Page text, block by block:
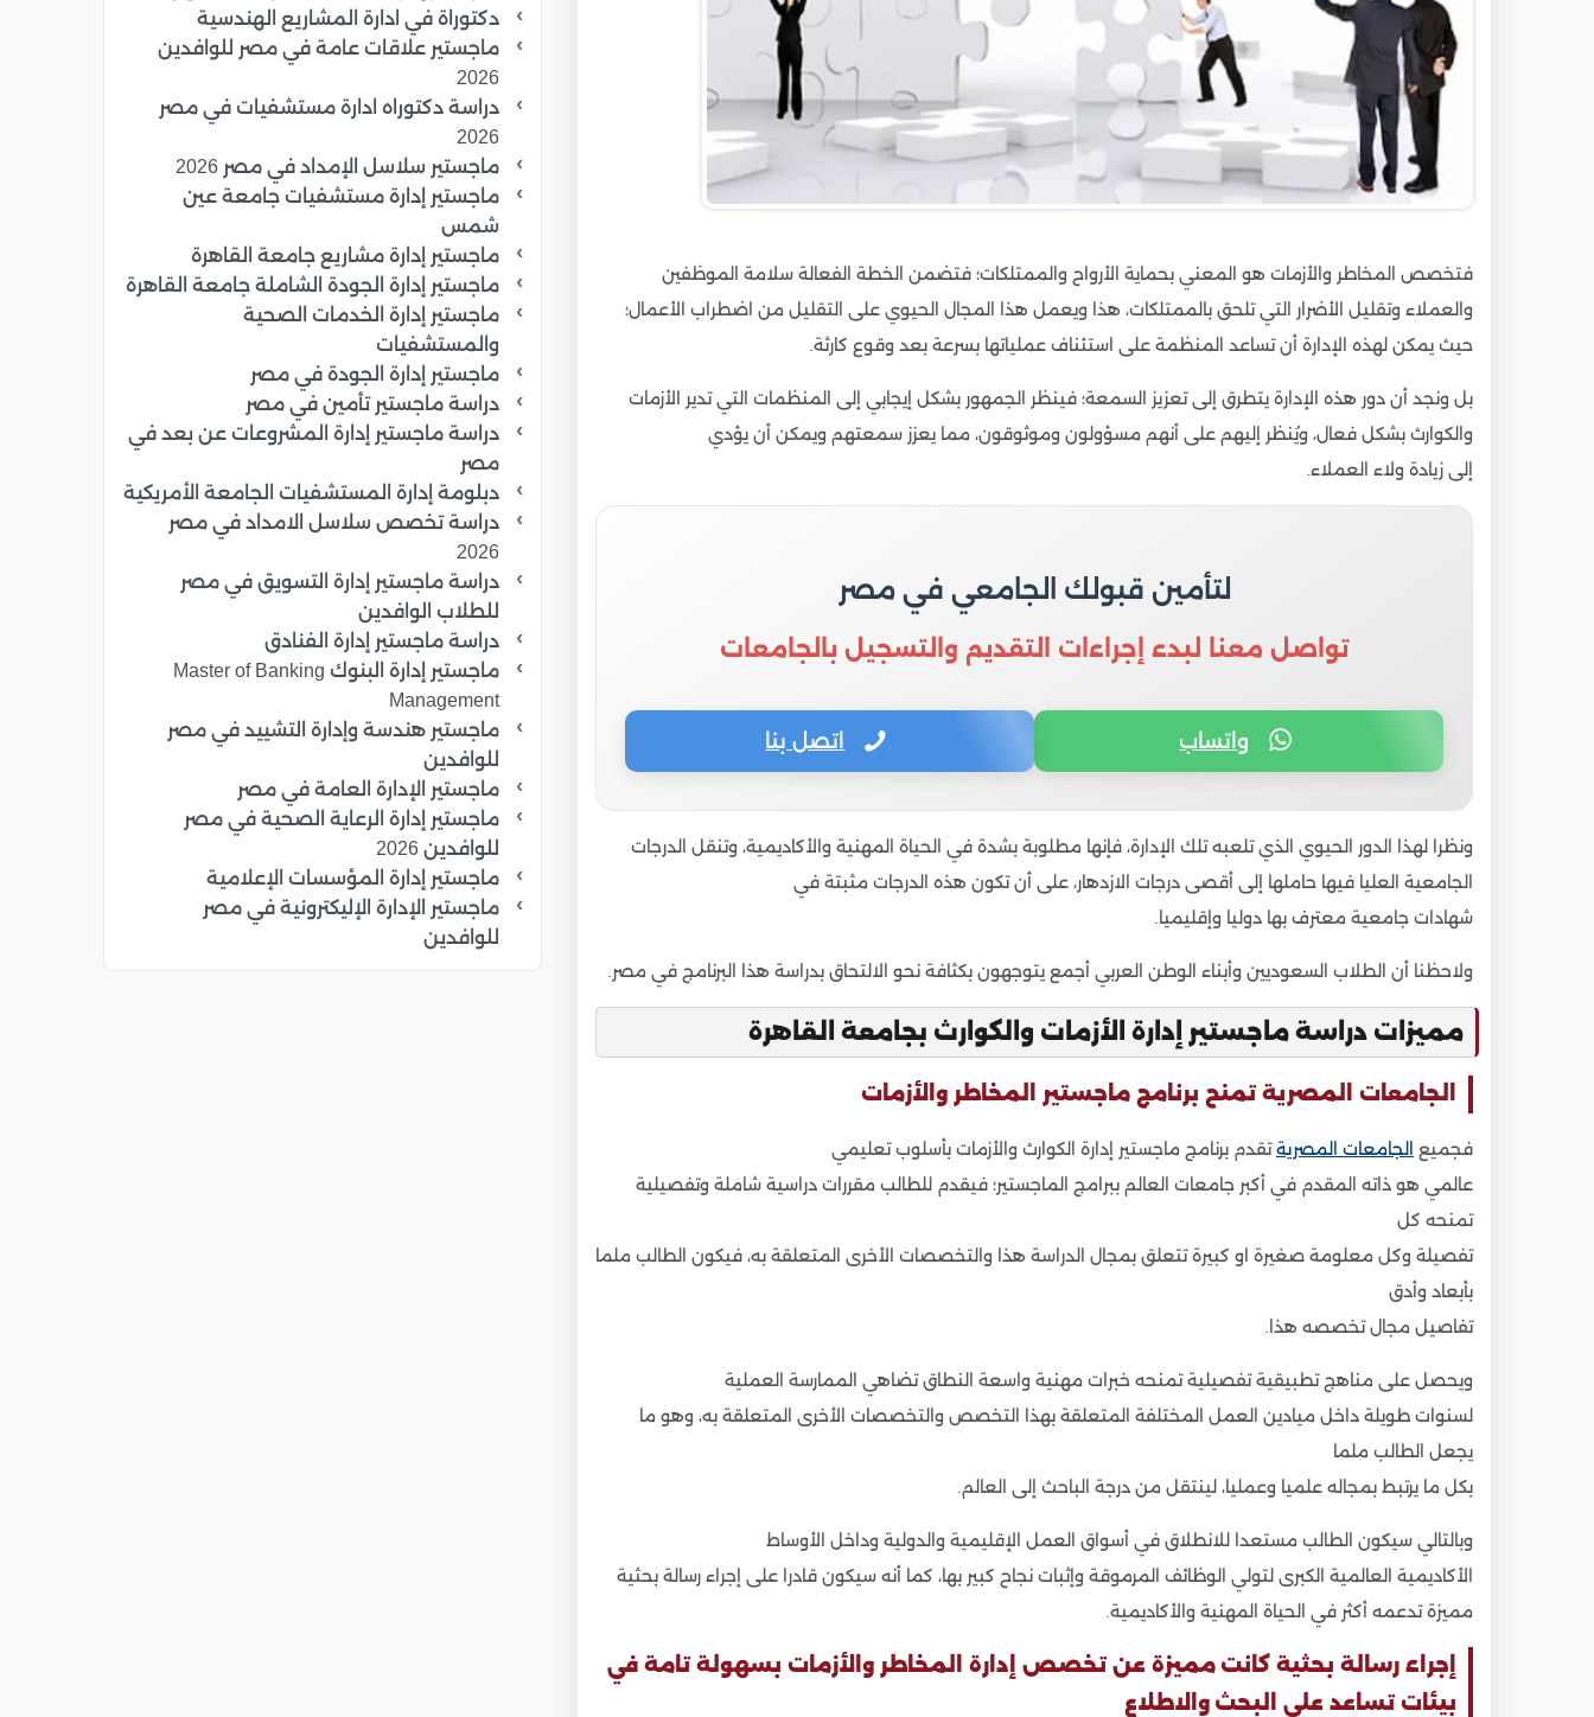
7
ماجستير إدارة الأزمات والكوارث الصحية
7.1
أهم أهداف البرنامج:
7.2
مميزات البرنامج في مصر:
7.3
وظائف متاحة بعد التخرج:
فتخصص المخاطر والأزمات هو المعني بحماية الأرواح والممتلكات؛ فتضمن الخطة الفعالة سلامة الموظفين
والعملاء وتقليل الأضرار التي تلحق بالممتلكات، هذا ويعمل هذا المجال الحيوي على التقليل من اضطراب الأعمال؛
حيث يمكن لهذه الإدارة أن تساعد المنظمة على استئناف عملياتها بسرعة بعد وقوع كارثة.
بل ونجد أن دور هذه الإدارة يتطرق إلى تعزيز السمعة؛ فينظر الجمهور بشكل إيجابي إلى المنظمات التي تدير الأزمات
والكوارث بشكل فعال، ويُنظر إليهم على أنهم مسؤولون وموثوقون، مما يعزز سمعتهم ويمكن أن يؤدي
إلى زيادة ولاء العملاء.
لتأمين قبولك الجامعي في مصر
تواصل معنا لبدء إجراءات التقديم والتسجيل بالجامعات
واتساب اتصل بنا
ونظرا لهذا الدور الحيوي الذي تلعبه تلك الإدارة، فإنها مطلوبة بشدة في الحياة المهنية والأكاديمية، وتنقل الدرجات
الجامعية العليا فيها حاملها إلى أقصى درجات الازدهار، على أن تكون هذه الدرجات مثبتة في
شهادات جامعية معترف بها دوليا وإقليميا.
ولاحظنا أن الطلاب السعوديين وأبناء الوطن العربي أجمع يتوجهون بكثافة نحو الالتحاق بدراسة هذا البرنامج في مصر.
مميزات دراسة ماجستير إدارة الأزمات والكوارث بجامعة القاهرة
الجامعات المصرية تمنح برنامج ماجستير المخاطر والأزمات
فجميع الجامعات المصريةتقدم برنامج ماجستير إدارة الكوارث والأزمات بأسلوب تعليمي
عالمي هو ذاته المقدم في أكبر جامعات العالم ببرامج الماجستير؛ فيقدم للطالب مقررات دراسية شاملة وتفصيلية
تمنحه كل
تفصيلة وكل معلومة صغيرة او كبيرة تتعلق بمجال الدراسة هذا والتخصصات الأخرى المتعلقة به، فيكون الطالب ملما
بأبعاد وأدق
تفاصيل مجال تخصصه هذا.
ويحصل على مناهج تطبيقية تفصيلية تمنحه خبرات مهنية واسعة النطاق تضاهي الممارسة العملية
لسنوات طويلة داخل ميادين العمل المختلفة المتعلقة بهذا التخصص والتخصصات الأخرى المتعلقة به، وهو ما
يجعل الطالب ملما
بكل ما يرتبط بمجاله علميا وعمليا، لينتقل من درجة الباحث إلى العالم.
وبالتالي سيكون الطالب مستعدا للانطلاق في أسواق العمل الإقليمية والدولية وداخل الأوساط
الأكاديمية العالمية الكبرى لتولي الوظائف المرموقة وإثبات نجاح كبير بها، كما أنه سيكون قادرا على إجراء رسالة بحثية
مميزة تدعمه أكثر في الحياة المهنية والأكاديمية.
إجراء رسالة بحثية كانت مميزة عن تخصص إدارة المخاطر والأزمات بسهولة تامة في
بيئات تساعد على البحث والاطلاع
دكتوراة في ادارة المشاريع الهندسية
ماجستير علاقات عامة في مصر للوافدين
2026
دراسة دكتوراه ادارة مستشفيات في مصر
2026
ماجستير سلاسل الإمداد في مصر 2026
ماجستير إدارة مستشفيات جامعة عين
شمس
ماجستير إدارة مشاريع جامعة القاهرة
ماجستير إدارة الجودة الشاملة جامعة القاهرة
ماجستير إدارة الخدمات الصحية
والمستشفيات
ماجستير إدارة الجودة في مصر
دراسة ماجستير تأمين في مصر
دراسة ماجستير إدارة المشروعات عن بعد في
مصر
دبلومة إدارة المستشفيات الجامعة الأمريكية
دراسة تخصص سلاسل الامداد في مصر
2026
دراسة ماجستير إدارة التسويق في مصر
للطلاب الوافدين
دراسة ماجستير إدارة الفنادق
ماجستير إدارة البنوك Master of Banking
Management
ماجستير هندسة وإدارة التشييد في مصر
للوافدين
ماجستير الإدارة العامة في مصر
ماجستير إدارة الرعاية الصحية في مصر
للوافدين 2026
ماجستير إدارة المؤسسات الإعلامية
ماجستير الإدارة الإليكترونية في مصر
للوافدين